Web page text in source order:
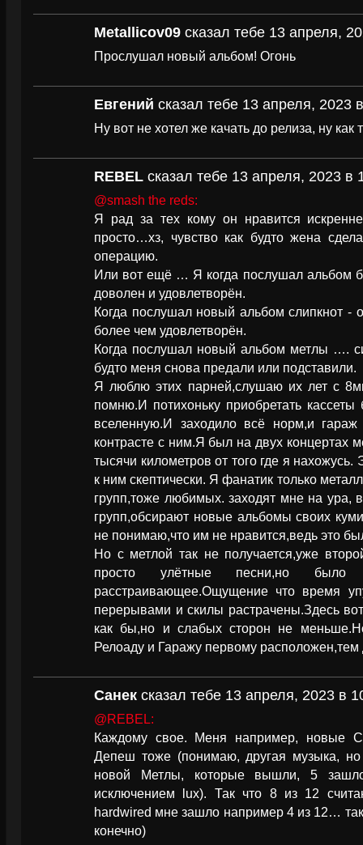
Metallicov09 сказал тебе 13 апреля,
Прослушал новый альбом! Огонь
Евгений сказал тебе 13 апреля, 2023
Ну вот не хотел же качать до релиза, ну как
REBEL сказал тебе 13 апреля, 2023 в
@smash the reds:
Я рад за тех кому он нравится
просто…хз, чувство как будто жена
операцию.
Или вот ещё … Я когда послушал альбом
доволен и удовлетворён.
Когда послушал новый альбом слипкнот -
более чем удовлетворён.
Когда послушал новый альбом метлы ….
будто меня снова предали или подставили.
Я люблю этих парней,слушаю их лет с
помню.И потихоньку приобретать кассеты
вселенную.И заходило всё норм,и
контрасте с ним.Я был на двух концертах
тысячи километров от того где я
к ним скептически. Я фанатик только
групп,тоже любимых. заходят мне на ура,
групп,обсирают новые альбомы своих
не понимаю,что им не нравится,ведь это
Но с метлой так не получается,уже
просто улётные песни,но
расстраивающее.Ощущение что время
перерывами и скилы растрачены.Здесь
как бы,но и слабых сторон не
Релоаду и Гаражу первому
Санек сказал тебе 13 апреля, 2023 в
@REBEL:
Каждому свое. Меня например, новые
Депеш тоже (понимаю, другая музыка,
новой Метлы, которые вышли, 5
исключением lux). Так что 8 из 12
hardwired мне зашло например 4 из 12…
конечно)